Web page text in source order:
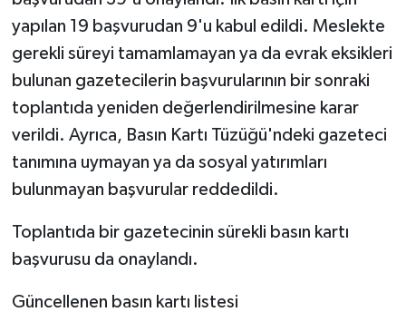
yapılan 19 başvurudan 9'u kabul edildi. Meslekte
gerekli süreyi tamamlamayan ya da evrak eksikleri
bulunan gazetecilerin başvurularının bir sonraki
toplantıda yeniden değerlendirilmesine karar
verildi. Ayrıca, Basın Kartı Tüzüğü'ndeki gazeteci
tanımına uymayan ya da sosyal yatırımları
bulunmayan başvurular reddedildi.
Toplantıda bir gazetecinin sürekli basın kartı
başvurusu da onaylandı.
Güncellenen basın kartı listesi